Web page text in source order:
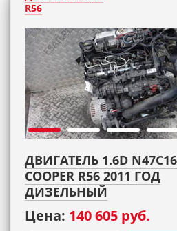
R56
ДВИГАТЕЛЬ 1.6D
COOPER R56 2011 ГОД
ДИЗЕЛЬНЫЙ
Цена: 140 605 руб.